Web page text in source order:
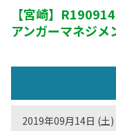
【宮崎】
アンガーマネジ
2019年09月14日 (土)